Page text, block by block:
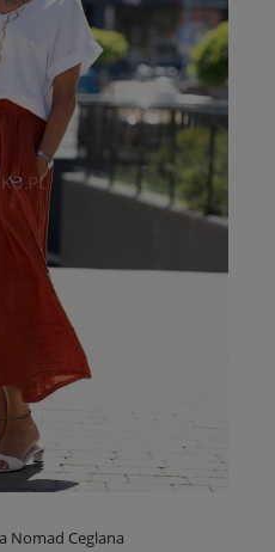
Nomad Ceglana